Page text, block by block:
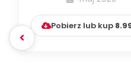
czerwiec...
Pobierz lub kup